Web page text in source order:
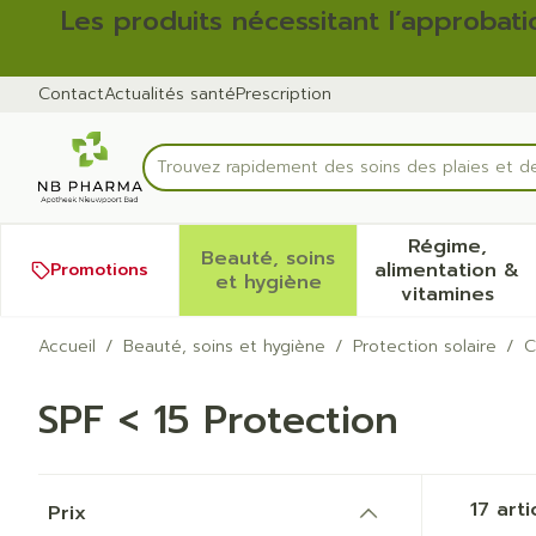
Aller au contenu
Diapositive 1 de 2
Les produits nécessitant
ContactActualités santéPrescription
Rechercher
Trouvez rapidement des soins des plaies et
Promotions
Beauté, soins
et hygièneAfficher le sous-menu
Régime,
alimentation &
vitamines
Afficher
Accueil / Beauté, soins et hygiène / Protection solaire /
SPF < 15 Protection
Prix
17